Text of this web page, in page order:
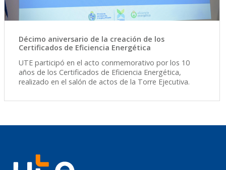
Décimo aniversario de la creación de los
Certificados de Eficiencia Energética
UTE participó en el acto conmemorativo por los 10
años de los Certificados de Eficiencia Energética,
realizado en el salón de actos de la Torre Ejecutiva.